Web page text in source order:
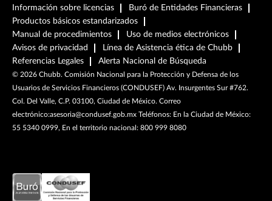
Información sobre licencias
Buró de Entidades Financieras
Productos básicos estandarizados
Manual de procedimientos
Uso de medios electrónicos
Avisos de privacidad
Línea de Asistencia ética de Chubb
Referencias Legales
Alerta Nacional de Búsqueda
© 2026 Chubb. Comisión Nacional para la Protección y Defensa de los
Usuarios de Servicios Financieros (CONDUSEF) Av. Insurgentes Sur #762.
Col. Del Valle, C.P. 03100, Ciudad de México. Correo
electrónico:asesoria@condusef.gob.mx Teléfonos: En la Ciudad de México:
55 5340 0999, En el territorio nacional: 800 999 8080